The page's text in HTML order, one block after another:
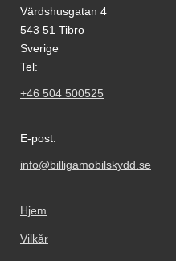
Värdshusgatan 4
543 51 Tibro
Sverige
Tel:
+46 504 500525
E-post:
info@billigamobilskydd.se
Hjem
Vilkår